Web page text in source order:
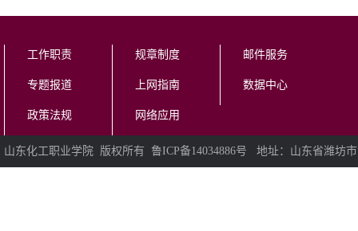
工作职责
专题报道
政策法规
规章制度
上网指南
网络应用
邮件服务
数据中心
山东化工职业学院 版权所有 鲁ICP备14034886号 地址：山东省潍坊